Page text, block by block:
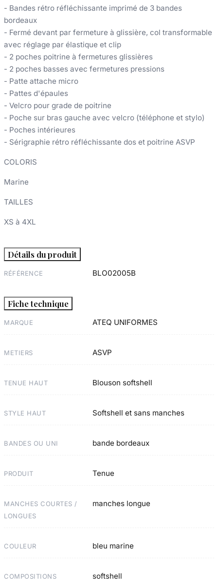
- Bandes rétro réfléchissante imprimé de 3 bandes
bordeaux
- Fermé devant par fermeture à glissière, col transformable
avec réglage par élastique et clip
- 2 poches poitrine à fermetures glissières
- 2 poches basses avec fermetures pressions
- Patte attache micro
- Pattes d'épaules
- Velcro pour grade de poitrine
- Poche sur bras gauche avec velcro (téléphone et stylo)
- Poches intérieures
- Sérigraphie rétro réfléchissante dos et poitrine ASVP
COLORIS
Marine
TAILLES
XS à 4XL
Détails du produit
RÉFÉRENCE BLO02005B
Fiche technique
MARQUE ATEQ UNIFORMES
METIERS ASVP
TENUE HAUT Blouson softshell
STYLE HAUT Softshell et sans manches
BANDES OU UNI bande bordeaux
PRODUIT Tenue
MANCHES COURTES /
LONGUES
manches longue
COULEUR bleu marine
COMPOSITIONS softshell